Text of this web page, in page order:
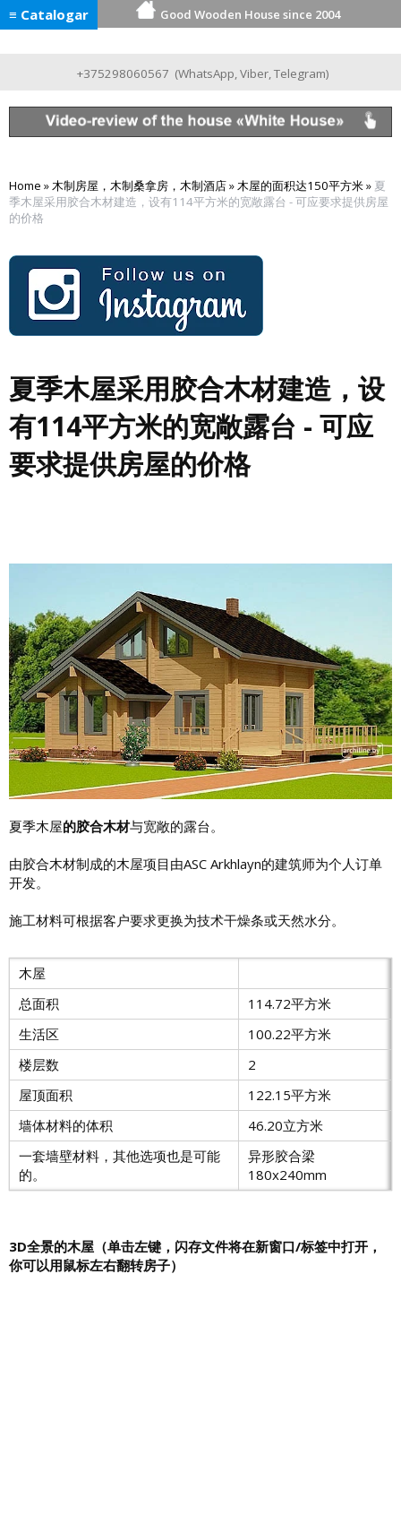
≡ Catalogar Good Wooden House since 2004
+375298060567 (WhatsApp,Viber,Telegram)
Home »木制房屋，木制桑拿房，木制酒店»木屋的面积达150平方米» 夏
季木屋采用胶合木材建造，设有114平方米的宽敞露台 - 可应要求提供房屋
的价格
夏季木屋采用胶合木材建造，设
有114平方米的宽敞露台 - 可应
要求提供房屋的价格
夏季木屋的胶合木材与宽敞的露台。
由胶合木材制成的木屋项目由ASC Arkhlayn的建筑师为个人订单
开发。
施工材料可根据客户要求更换为技术干燥条或天然水分。
木屋
总面积
114.72平方米
生活区
100.22平方米
楼层数
2
屋顶面积
122.15平方米
墙体材料的体积
46.20立方米
一套墙壁材料，其他选项也是可能
的。
异形胶合梁
180x240mm
3D全景的木屋（单击左键，闪存文件将在新窗口/标签中打开，
你可以用鼠标左右翻转房子）